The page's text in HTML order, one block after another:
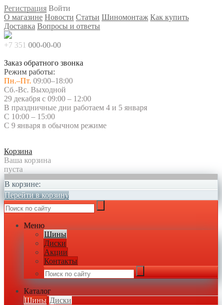
Регистрация Войти
О магазине Новости Статьи Шиномонтаж Как купить
Доставка Вопросы и ответы
+7 351 000-00-00
Заказ обратного звонка
Режим работы:
Пн.–Пт. 09:00–18:00
Сб.-Вс. Выходной
29 декабря с 09:00 – 12:00
В праздничные дни работаем 4 и 5 января
С 10:00 – 15:00
С 9 января в обычном режиме
Корзина
Ваша корзина
пуста
В корзине:
Перейти в корзину
Меню
Шины
Диски
Акции
Контакты
Каталог
Шины Диски